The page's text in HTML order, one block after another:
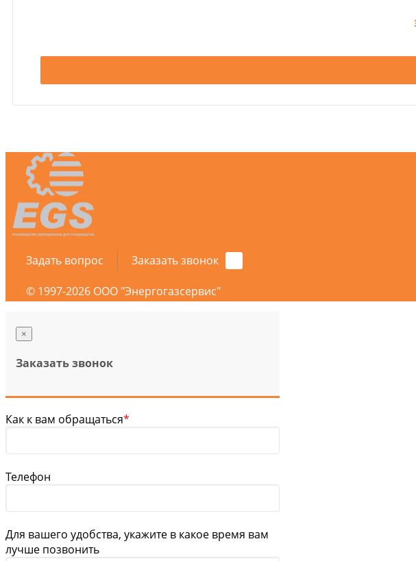
Задать вопрос Заказать звонок
© 1997-2026 ООО "Энергогазсервис"
×
Заказать звонок
Как к вам обращаться*
Телефон
Для вашего удобства, укажите в какое время вам
лучше позвонить